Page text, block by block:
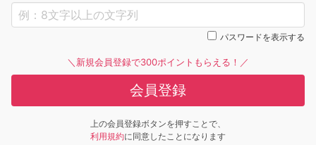
パスワードを表示する
＼新規会員登録で300ポイントもらえる！／
会員登録
上の会員登録ボタンを押すことで、
利用規約に同意したことになります